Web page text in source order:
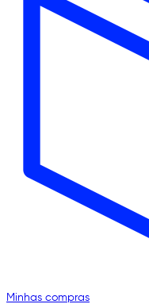
Minhas compras